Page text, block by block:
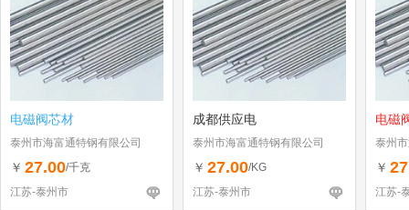
电磁阀芯材
泰州市海富通特钢有限公司
￥ 27.00/千克
江苏-泰州市
成都供应电
泰州市海富通特钢有限公司
￥ 27.00/KG
江苏-泰州市
电磁
泰州
￥
江苏-